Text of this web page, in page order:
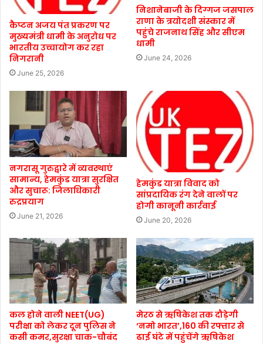
कैप्टन अजय पंत प्रकरण पर
मुख्यमंत्री धामी के अनुरोध पर
भारतीय उच्चायोग कर रहा
निगरानी
June 25, 2026
निशानेबाजी के दिग्गज जसपाल
राणा के त्रयोदशी संस्कार में
पहुंचे राजनाथ सिंह और सीएम
धामी
June 24, 2026
नगरासू गुरुद्वारे में व्यवस्थाएं
सामान्य, हेमकुंड यात्रा सुरक्षित
और सुचारू: जिलाधिकारी
रुद्रप्रयाग
June 21, 2026
हेमकुंड यात्रा विवाद को
सांप्रदायिक रंग देने वालों पर
होगी कानूनी कार्रवाई
June 20, 2026
कल होने वाली NEET(UG)
परीक्षा को लेकर दून पुलिस ने
कसी कमर,सुरक्षा चाक-चौबंद
मेरठ से ऋषिकेश तक दौड़ेगी
‘नमो भारत’,160 की रफ्तार से
ढाई घंटे में पहुंचेंगे ऋषिकेश